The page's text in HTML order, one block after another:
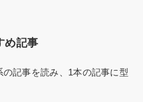
め記事
の記事を読み、1本の記事に型